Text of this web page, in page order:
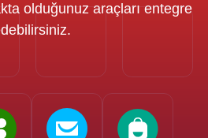
olduğunuz araçları entegre